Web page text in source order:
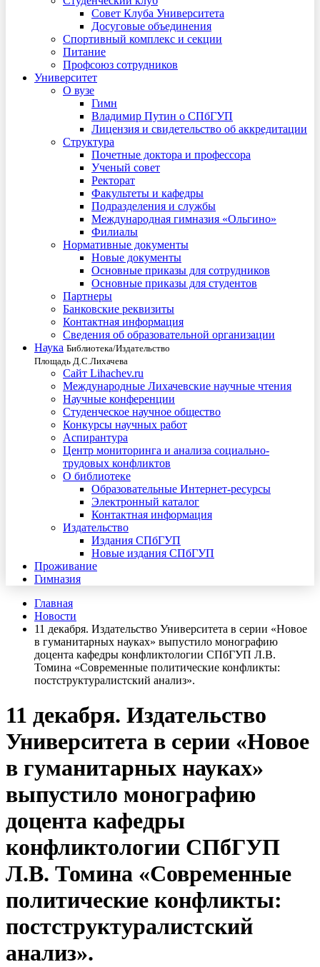
Совет Клуба Университета
Досуговые объединения
Спортивный комплекс и секции
Питание
Профсоюз сотрудников
Университет
О вузе
Гимн
Владимир Путин о СПбГУП
Лицензия и свидетельство об аккредитации
Структура
Почетные доктора и профессора
Ученый совет
Ректорат
Факультеты и кафедры
Подразделения и службы
Международная гимназия «Ольгино»
Филиалы
Нормативные документы
Новые документы
Основные приказы для сотрудников
Основные приказы для студентов
Партнеры
Банковские реквизиты
Контактная информация
Сведения об образовательной организации
Наука Библиотека/Издательство
Площадь Д.С.Лихачева
Сайт Lihachev.ru
Международные Лихачевские научные чтения
Научные конференции
Студенческое научное общество
Конкурсы научных работ
Аспирантура
Центр мониторинга и анализа социально-
трудовых конфликтов
О библиотеке
Образовательные Интернет-ресурсы
Электронный каталог
Контактная информация
Издательство
Издания СПбГУП
Новые издания СПбГУП
Проживание
Гимназия
Главная
Новости
11 декабря. Издательство Университета в серии «Новое
в гуманитарных науках» выпустило монографию
доцента кафедры конфликтологии СПбГУП Л.В.
Томина «Современные политические конфликты:
постструктуралистский анализ».
11 декабря. Издательство
Университета в серии «Новое
в гуманитарных науках»
выпустило монографию
доцента кафедры
конфликтологии СПбГУП
Л.В. Томина «Современные
политические конфликты:
постструктуралистский
анализ».